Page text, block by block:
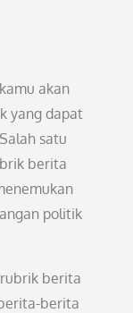
akan
yang dapat
satu
berita
politik
berita
berita